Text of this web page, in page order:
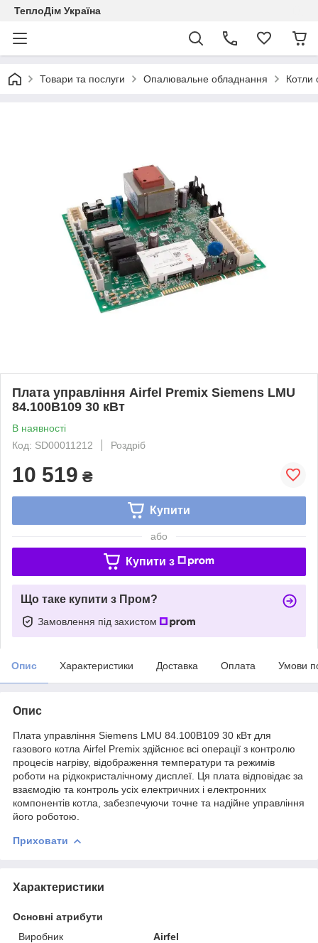
ТеплоДім Україна
Товари та послуги Опалювальне обладнання Котли
Плата управління Airfel Premix Siemens LMU
84.100B109 30 кВт
В наявності
Код: SD00011212
Роздріб
10 519 ₴
Купити
або
Купити з
Що таке купити з Пром?
Замовлення під захистом
Опис Характеристики Доставка Оплата Умови
Опис
Плата управління Siemens LMU 84.100B109 30 кВт для
газового котла Airfel Premix здійснює всі операції з контролю
процесів нагріву, відображення температури та режимів
роботи на рідкокристалічному дисплеї. Ця плата відповідає за
взаємодію та контроль усіх електричних і електронних
компонентів котла, забезпечуючи точне та надійне управління
його роботою.
Приховати
Характеристики
Основні атрибути
Виробник
Airfel